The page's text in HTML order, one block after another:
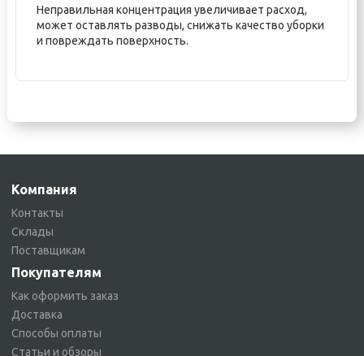
Неправильная концентрация увеличивает расход,
может оставлять разводы, снижать качество уборки
и повреждать поверхность.
Компания
Контакты
Склады
Поставщикам
Покупателям
Как оформить заказ
Доставка
Способы оплаты
Статьи и обзоры